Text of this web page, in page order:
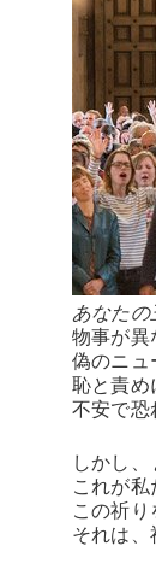
あなたの
物事が異
偽のニュ
恥と責め
不安で恐
しかし、
これが私
この祈
それは、